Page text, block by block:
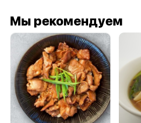
Мы рекомендуем